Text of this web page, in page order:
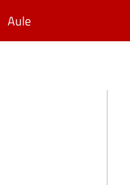
Aule